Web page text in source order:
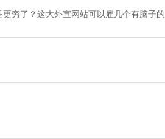
穷了？这大外宣网站可以雇几个有脑子的